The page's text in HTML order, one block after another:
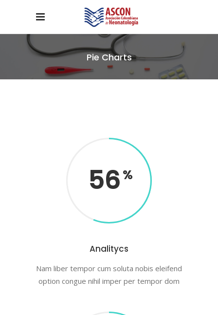
Pie Charts
56
Analitycs
Nam liber tempor cum soluta nobis eleifend
option congue nihil imper per tempor dom